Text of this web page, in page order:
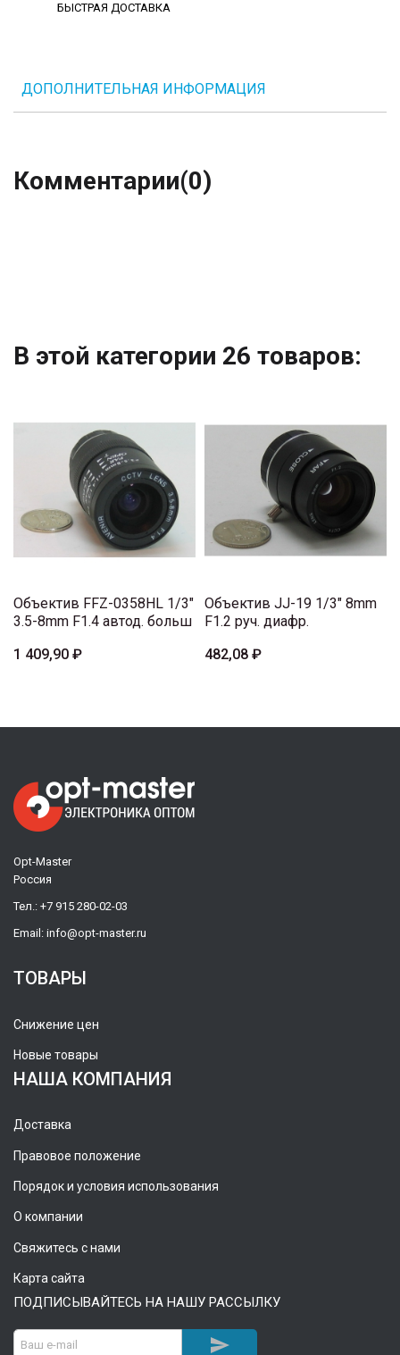
БЫСТРАЯ ДОСТАВКА
ДОПОЛНИТЕЛЬНАЯ ИНФОРМАЦИЯ
Комментарии(0)
В этой категории 26 товаров:
Объектив FFZ-0358HL 1/3"
3.5-8mm F1.4 автод. больш
1 409,90 ₽
Объектив JJ-19 1/3" 8mm
F1.2 руч. диафр.
482,08 ₽
Opt-Master
Россия
Тел.: +7 915 280-02-03
Email: info@opt-master.ru
ТОВАРЫ
Снижение цен
Новые товары
НАША КОМПАНИЯ
Доставка
Правовое положение
Порядок и условия использования
О компании
Свяжитесь с нами
Карта сайта
ПОДПИСЫВАЙТЕСЬ НА НАШУ РАССЫЛКУ
